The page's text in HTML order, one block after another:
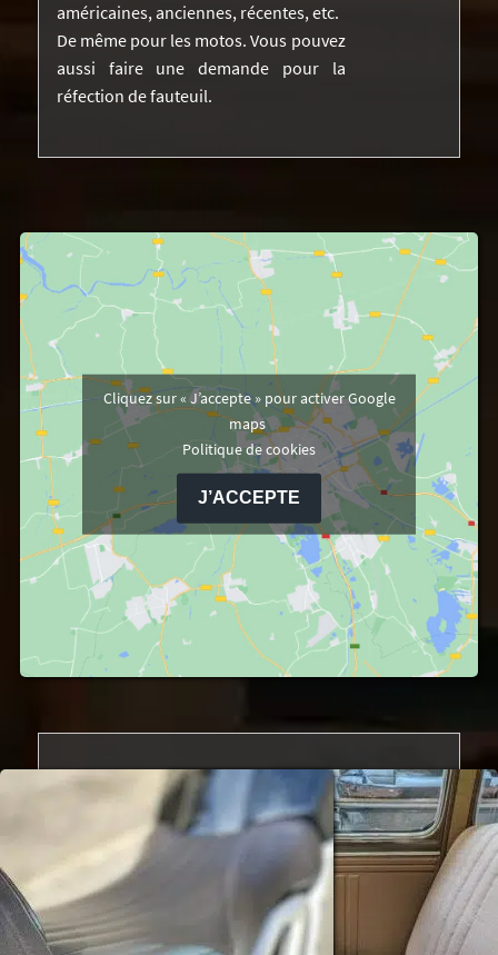
américaines, anciennes, récentes, etc.
De même pour les motos. Vous pouvez
aussi faire une demande pour la
réfection de fauteuil.
Cliquez sur « J’accepte » pour activer Google
maps
Politique de cookies
J’ACCEPTE